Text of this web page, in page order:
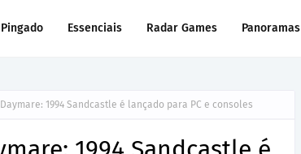
Pingado Essenciais Radar Games Panoramas
1994 Sandcastle é lançado para PC e consoles